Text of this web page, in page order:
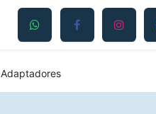
Contáctanos Blog
Adaptadores